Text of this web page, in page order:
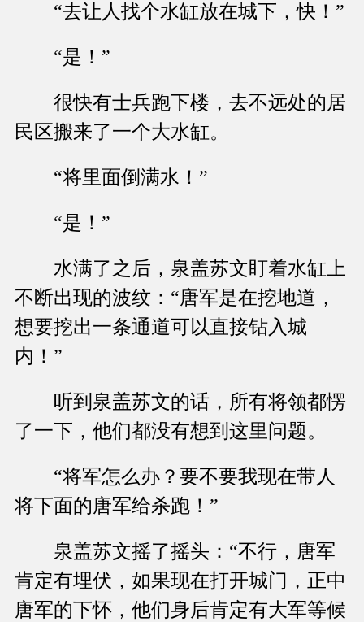
“去让人找个水缸放在城下，快！”
“是！”
很快有士兵跑下楼，去不远处的居
民区搬来了一个大水缸。
“将里面倒满水！”
“是！”
水满了之后，泉盖苏文盯着水缸上
不断出现的波纹：“唐军是在挖地道，
想要挖出一条通道可以直接钻入城
内！”
听到泉盖苏文的话，所有将领都愣
了一下，他们都没有想到这里问题。
“将军怎么办？要不要我现在带人
将下面的唐军给杀跑！”
泉盖苏文摇了摇头：“不行，唐军
肯定有埋伏，如果现在打开城门，正中
唐军的下怀，他们身后肯定有大军等候